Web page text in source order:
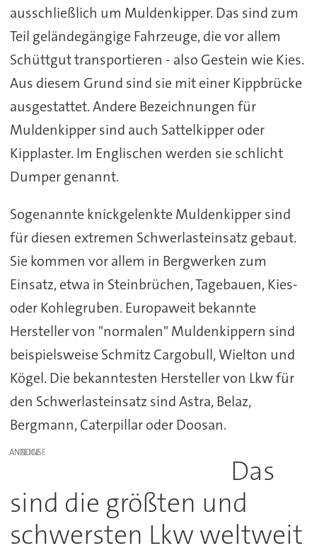
ausschließlich um Muldenkipper. Das sind zum
Teil geländegängige Fahrzeuge, die vor allem
Schüttgut transportieren - also Gestein wie Kies.
Aus diesem Grund sind sie mit einer Kippbrücke
ausgestattet. Andere Bezeichnungen für
Muldenkipper sind auch Sattelkipper oder
Kipplaster. Im Englischen werden sie schlicht
Dumper genannt.
Sogenannte knickgelenkte Muldenkipper sind
für diesen extremen Schwerlasteinsatz gebaut.
Sie kommen vor allem in Bergwerken zum
Einsatz, etwa in Steinbrüchen, Tagebauen, Kies-
oder Kohlegruben. Europaweit bekannte
Hersteller von "normalen" Muldenkippern sind
beispielsweise Schmitz Cargobull, Wielton und
Kögel. Die bekanntesten Hersteller von Lkw für
den Schwerlasteinsatz sind Astra, Belaz,
Bergmann, Caterpillar oder Doosan.
ANZEIGE
Das
sind die größten und
schwersten Lkw weltweit